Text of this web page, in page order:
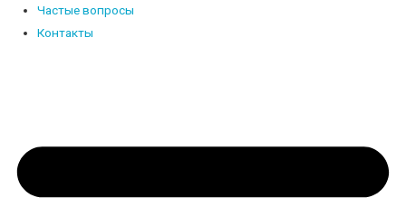
Частые вопросы
Контакты